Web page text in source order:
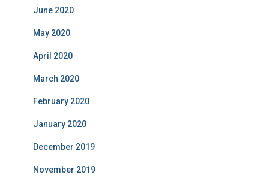
June 2020
May 2020
April 2020
March 2020
February 2020
January 2020
December 2019
November 2019